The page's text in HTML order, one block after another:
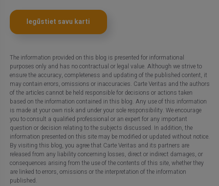
Iegūstiet savu karti
The information provided on this blog is presented for informational
purposes only and has no contractual or legal value. Although we strive to
ensure the accuracy, completeness and updating of the published content, it
may contain errors, omissions or inaccuracies. Carte Veritas and the authors
of the articles cannot be held responsible for decisions or actions taken
based on the information contained in this blog. Any use of this information
is made at your own risk and under your sole responsibility. We encourage
you to consult a qualified professional or an expert for any important
question or decision relating to the subjects discussed. In addition, the
information presented on this site may be modified or updated without notice.
By visiting this blog, you agree that Carte Veritas and its partners are
released from any liability concerning losses, direct or indirect damages, or
consequences arising from the use of the contents of this site, whether they
are linked to errors, omissions or the interpretation of the information
published.